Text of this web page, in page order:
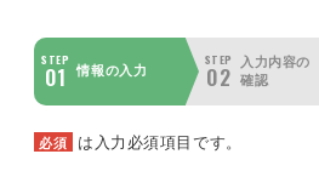
STEP
01 情報の入力
STEP
02
入力内容の
確認
必須 は入力必須項目です。